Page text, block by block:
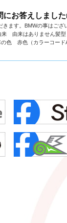
お答えしまし
ます。BMWの事はご
来 由来はありません
赤色（カラーコード